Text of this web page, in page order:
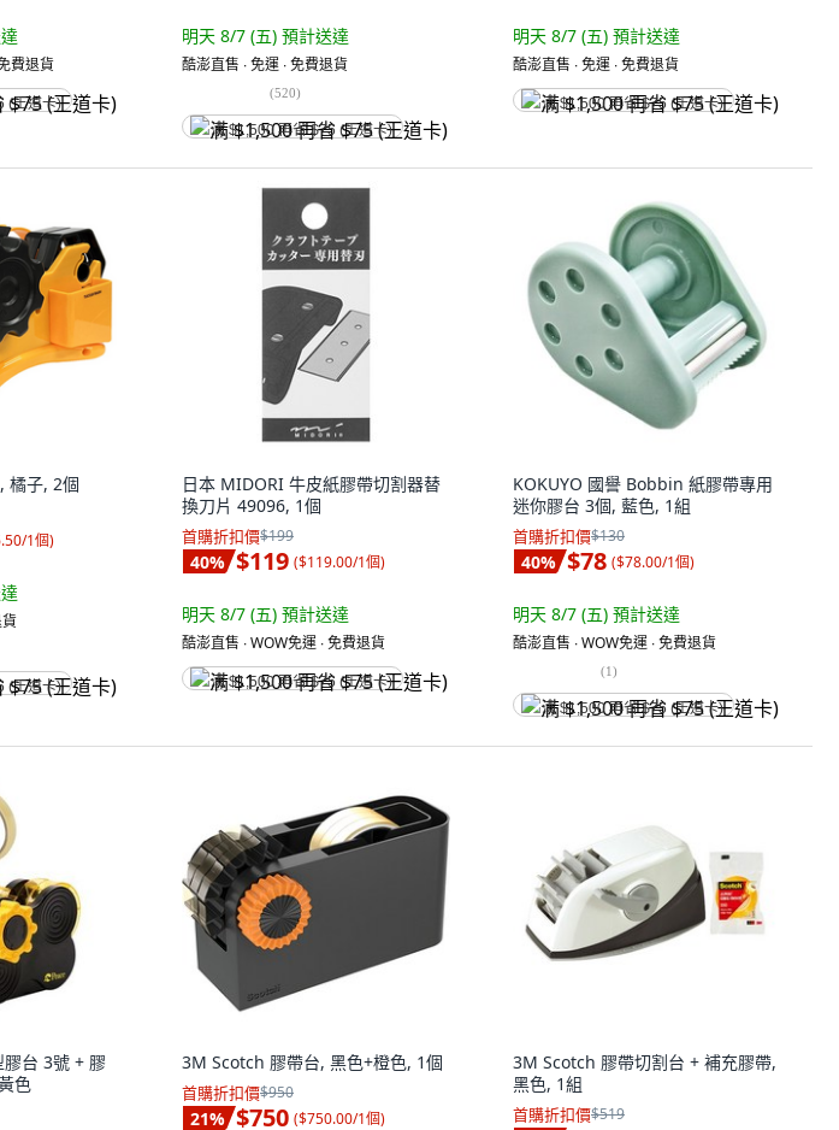
費退貨
(王道卡)
明天 8/7 (五) 預計送達
酷澎直售 ∙ 免運 ∙ 免費退貨
(520)
满 $1,500 再省 $75 (王道卡)
明天 8/7 (五) 預計送達
酷澎直售 ∙ 免運 ∙ 免費退貨
满 $1,500 再省 $75 (王道卡)
橘子, 2個
1個)
貨
(王道卡)
日本 MIDORI 牛皮紙膠帶切割器替
換刀片 49096, 1個
首購折扣價$199
40% $119 ($119.00/1個)
明天 8/7 (五) 預計送達
酷澎直售 ∙ WOW免運 ∙ 免費退貨
满 $1,500 再省 $75 (王道卡)
KOKUYO 國譽 Bobbin 紙膠帶專用
迷你膠台 3個, 藍色, 1組
首購折扣價$130
40% $78 ($78.00/1個)
明天 8/7 (五) 預計送達
酷澎直售 ∙ WOW免運 ∙ 免費退貨
(1)
满 $1,500 再省 $75 (王道卡)
台 3號 + 膠
色
3M Scotch 膠帶台, 黑色+橙色, 1個
首購折扣價$950
21% $750 ($750.00/1個)
3M Scotch 膠帶切割台 + 補充膠帶,
黑色, 1組
首購折扣價$519